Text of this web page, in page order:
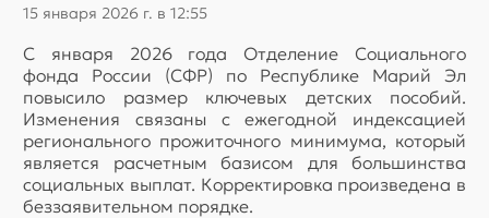
15 января 2026 г. в 12:55
С января 2026 года Отделение Социального
фонда России (СФР) по Республике Марий Эл
повысило размер ключевых детских пособий.
Изменения связаны с ежегодной индексацией
регионального прожиточного минимума, который
является расчетным базисом для большинства
социальных выплат. Корректировка произведена в
беззаявительном порядке.